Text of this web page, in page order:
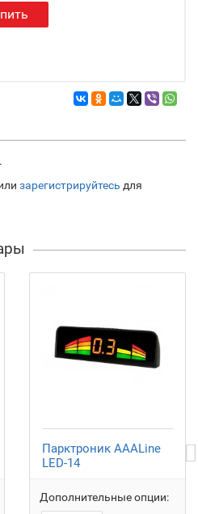
зарегистрируйтесь для
Парктроник AAALine
LED-14
Дополнительные опции: